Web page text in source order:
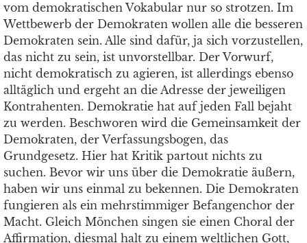
vom demokratischen Vokabular nur so strotzen. Im
Wettbewerb der Demokraten wollen alle die besseren
Demokraten sein. Alle sind dafür, ja sich vorzustellen,
das nicht zu sein, ist unvorstellbar. Der Vorwurf,
nicht demokratisch zu agieren, ist allerdings ebenso
alltäglich und ergeht an die Adresse der jeweiligen
Kontrahenten. Demokratie hat auf jeden Fall bejaht
zu werden. Beschworen wird die Gemeinsamkeit der
Demokraten, der Verfassungsbogen, das
Grundgesetz. Hier hat Kritik partout nichts zu
suchen. Bevor wir uns über die Demokratie äußern,
haben wir uns einmal zu bekennen. Die Demokraten
fungieren als ein mehrstimmiger Befangenchor der
Macht. Gleich Mönchen singen sie einen Choral der
Affirmation, diesmal halt zu einem weltlichen Gott,